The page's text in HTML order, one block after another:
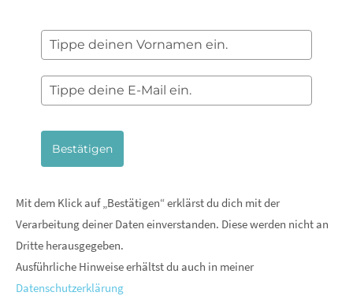
Bestätigen
Mit dem Klick auf „Bestätigen“ erklärst du dich mit der
Verarbeitung deiner Daten einverstanden. Diese werden nicht an
Dritte herausgegeben.
Ausführliche Hinweise erhältst du auch in meiner
Datenschutzerklärung